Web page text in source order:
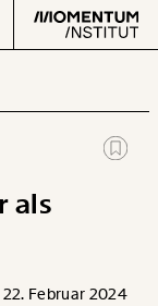
als
22. Februar 2024